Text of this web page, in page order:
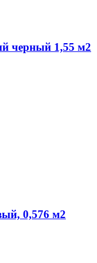
черный 1,55 м2
0,576 м2